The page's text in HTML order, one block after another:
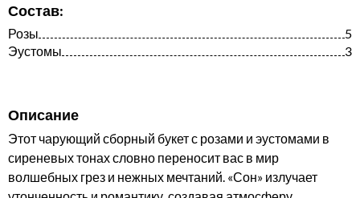
Состав:
Розы
5
Эустомы
3
Описание
Этот чарующий сборный букет с розами и эустомами в
сиреневых тонах словно переносит вас в мир
волшебных грез и нежных мечтаний. «Сон» излучает